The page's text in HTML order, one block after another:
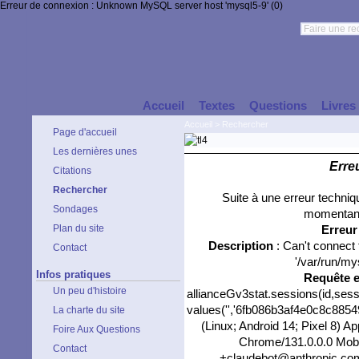
Erreur de connexion : Unknown MySQL server host 'mysql5-9' (0)
Accueil Textes Questions Livres
Page d'accueil
Les dernières unes
Citations
Rechercher
Sondages
Plan du site
Contact
Infos pratiques
Un peu d'histoire
La charte du site
Foire Aux Questions
Contact
Suite à une erreur
Description: Can't connect
'/var/run/
Requête
(Linux; Android 14; Pixel 8)
Chrome/131.0.0.0